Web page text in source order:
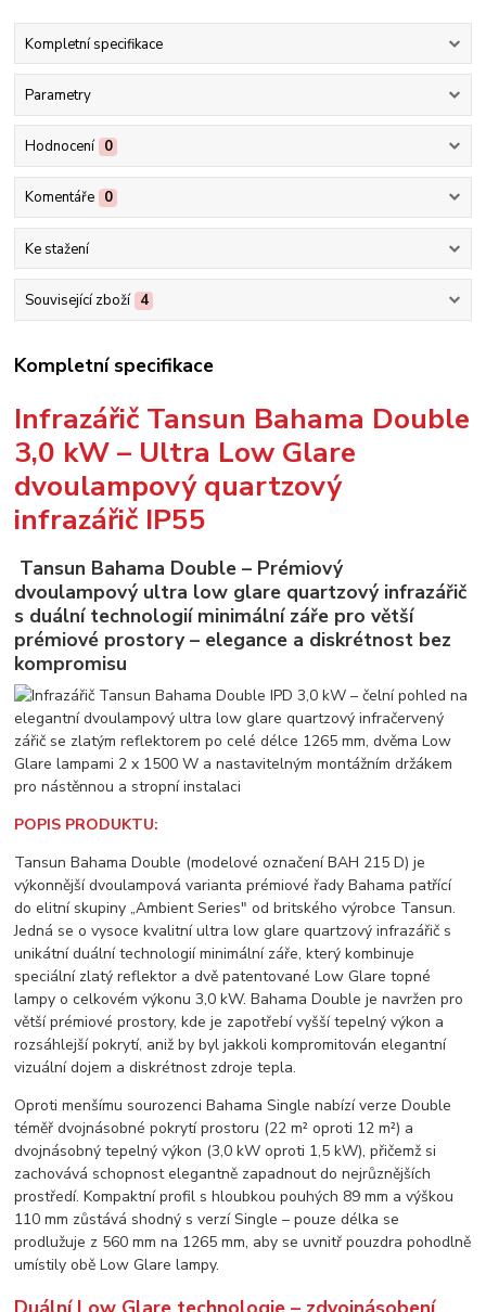
Kompletní specifikace
Parametry
Hodnocení 0
Komentáře 0
Ke stažení
Související zboží 4
Kompletní specifikace
Infrazářič Tansun Bahama Double
3,0 kW – Ultra Low Glare
dvoulampový quartzový
infrazářič IP55
Tansun Bahama Double – Prémiový
dvoulampový ultra low glare quartzový infrazářič
s duální technologií minimální záře pro větší
prémiové prostory – elegance a diskrétnost bez
kompromisu
POPIS PRODUKTU:
Tansun Bahama Double (modelové označení BAH 215 D) je
výkonnější dvoulampová varianta prémiové řady Bahama patřící
do elitní skupiny „Ambient Series" od britského výrobce Tansun.
Jedná se o vysoce kvalitní ultra low glare quartzový infrazářič s
unikátní duální technologií minimální záře, který kombinuje
speciální zlatý reflektor a dvě patentované Low Glare topné
lampy o celkovém výkonu 3,0 kW. Bahama Double je navržen pro
větší prémiové prostory, kde je zapotřebí vyšší tepelný výkon a
rozsáhlejší pokrytí, aniž by byl jakkoli kompromitován elegantní
vizuální dojem a diskrétnost zdroje tepla.
Oproti menšímu sourozenci Bahama Single nabízí verze Double
téměř dvojnásobné pokrytí prostoru (22 m² oproti 12 m²) a
dvojnásobný tepelný výkon (3,0 kW oproti 1,5 kW), přičemž si
zachovává schopnost elegantně zapadnout do nejrůznějších
prostředí. Kompaktní profil s hloubkou pouhých 89 mm a výškou
110 mm zůstává shodný s verzí Single – pouze délka se
prodlužuje z 560 mm na 1265 mm, aby se uvnitř pouzdra pohodlně
umístily obě Low Glare lampy.